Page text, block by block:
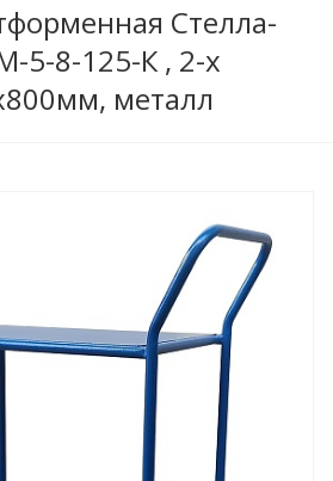
Стелла-
5-8-125-К , 2-х
металл